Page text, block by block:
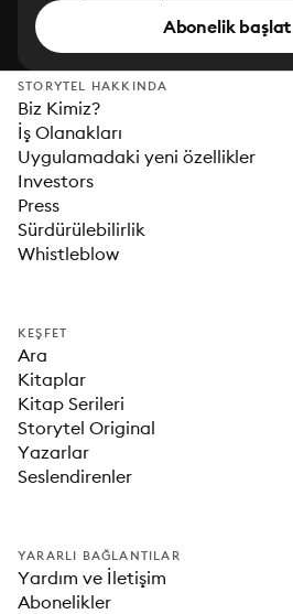
Abonelik başlat
STORYTEL HAKKINDA
Biz Kimiz?
İş Olanakları
Uygulamadaki yeni özellikler
Investors
Press
Sürdürülebilirlik
Whistleblow
KEŞFET
Ara
Kitaplar
Kitap Serileri
Storytel Original
Yazarlar
Seslendirenler
YARARLI BAĞLANTILAR
Yardım ve İletişim
Abonelikler